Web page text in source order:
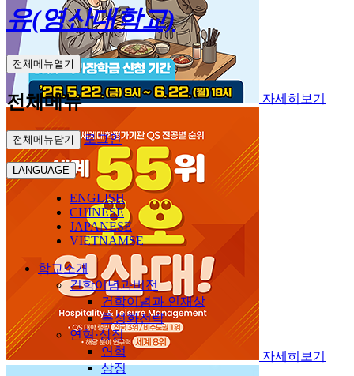
자세히보기
자세히보기
유(영산대학교)
전체메뉴열기
전체메뉴
전체메뉴닫기 로그인
LANGUAGE
ENGLISH
CHINESE
JAPANESE
VIETNAMSE
학교소개
건학이념과비전
건학이념과 인재상
특성화전략
연혁·상징
연혁
상징